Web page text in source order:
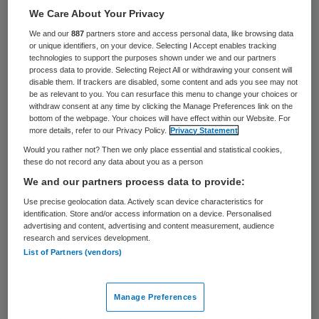
Alle 350 kinderen die bij Heliomare in Wijk
aan Zee les krijgen, zijn dinsdag naar huis
gestuurd. Dat meldt Dichtbij.nl. Het pand
waarin zij les kregen moest gesloten
worden na de vondst van asbest.
Het asbest werd gevonden in het pand aan
de Relweg. De asbest werd ontdekt tijdens
werkzaamheden aan het plafond. Ook
donderdag was de school nog dicht.
Volgens dewebsite voor lokaal nieuws
verwacht een woordvoerder van
verwijderd zal zijn. Als die verwachting
uitkomst, mag de school vrijdag weer open.
We Care About Your Privacy
We and our887 partners store and access personal data, like browsing data
or unique identifiers, on your device. Selecting I Accept enables tracking
technologies to support the purposes shown under we and our partners
process data to provide. Selecting Reject All or withdrawing your consent will
disable them. If trackers are disabled, some content and ads you see may not
be as relevant to you. You can resurface this menu to change your choices or
withdraw consent at any time by clicking the Manage Preferences link on the
bottom of the webpage. Your choices will have effect within our Website. For
more details, refer to our Privacy Policy.
Privacy Statement
Would you rather not? Then we only place essential and statistical cookies,
these do not record any data about you as a person
We and our partners process data to provide:
Use precise geolocation data. Actively scan device characteristics for
identification. Store and/or access information on a device. Personalised
advertising and content, advertising and content measurement, audience
research and services development.
List of Partners (vendors)
Manage Preferences